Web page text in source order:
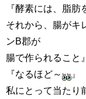
『酵素には、脂
それから、腸がキ
ンB郡が
腸で作られること
『なるほど～
』
私にとって当たり